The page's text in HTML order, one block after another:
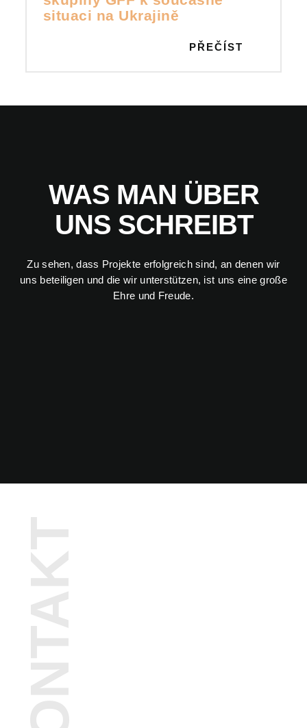
situaci na Ukrajině
PŘEČÍST
WAS MAN ÜBER
UNS SCHREIBT
Zu sehen, dass Projekte erfolgreich sind, an denen wir
uns beteiligen und die wir unterstützen, ist uns eine große
Ehre und Freude.